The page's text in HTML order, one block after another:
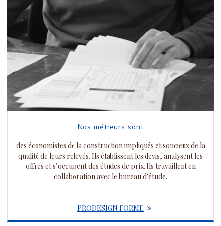
Nos métreurs sont
des économistes de la construction impliqués et soucieux de la
qualité de leurs relevés. Ils établissent les devis, analysent les
offres et s’occupent des études de prix. Ils travaillent en
collaboration avec le bureau d’étude.
PRODESIGN FORME